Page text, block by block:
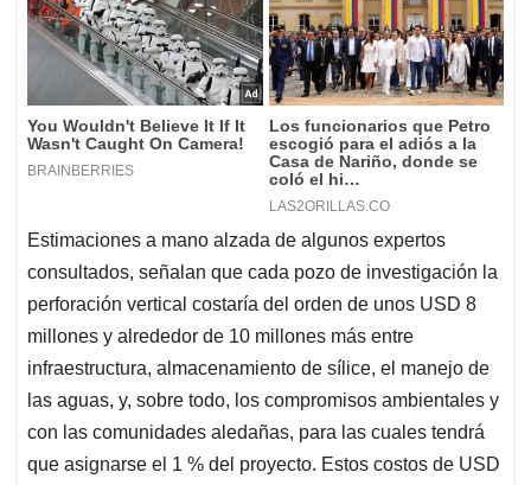
Estimaciones a mano alzada de algunos expertos
consultados, señalan que cada pozo de investigación la
perforación vertical costaría del orden de unos USD 8
millones y alrededor de 10 millones más entre
infraestructura, almacenamiento de sílice, el manejo de
las aguas, y, sobre todo, los compromisos ambientales y
con las comunidades aledañas, para las cuales tendrá
que asignarse el 1 % del proyecto. Estos costos de USD